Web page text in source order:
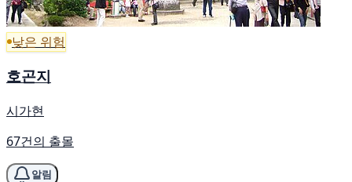
낮은 위험
호곤지
시가현
67건의 출몰
알림